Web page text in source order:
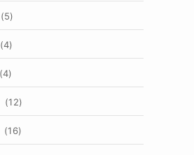
(5)
(4)
(4)
(12)
(16)